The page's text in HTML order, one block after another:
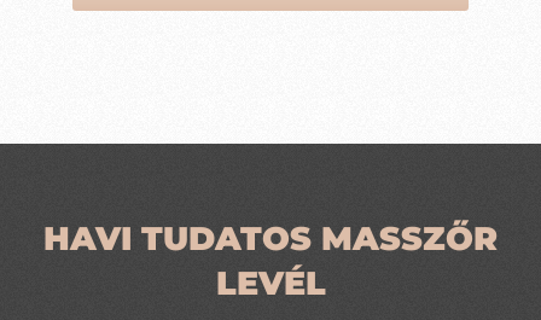
HAVI TUDATOS MASSZŐR
LEVÉL